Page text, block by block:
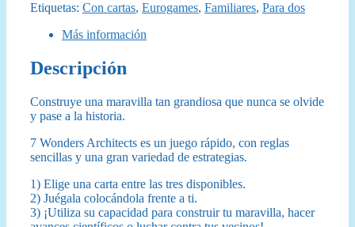
Etiquetas: Con cartas, Eurogames, Familiares, Para dos
Más información
Descripción
Construye una maravilla tan grandiosa que nunca se olvide
y pase a la historia.
7 Wonders Architects es un juego rápido, con reglas
sencillas y una gran variedad de estrategias.
1) Elige una carta entre las tres disponibles.
2) Juégala colocándola frente a ti.
3) ¡Utiliza su capacidad para construir tu maravilla, hacer